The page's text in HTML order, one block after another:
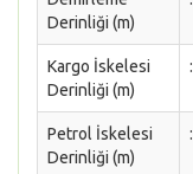
Derinliği (m)
Kargo İskelesi
Derinliği (m)
:
Petrol İskelesi
Derinliği (m)
: